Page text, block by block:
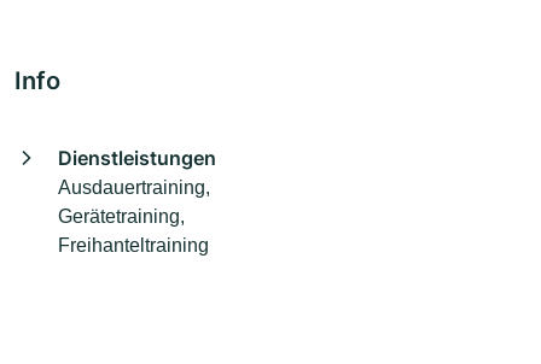
Info
Dienstleistungen
Ausdauertraining,
Gerätetraining,
Freihanteltraining